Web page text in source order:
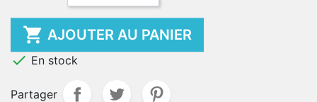
 AJOUTER AU PANIER
 En stock
Partager